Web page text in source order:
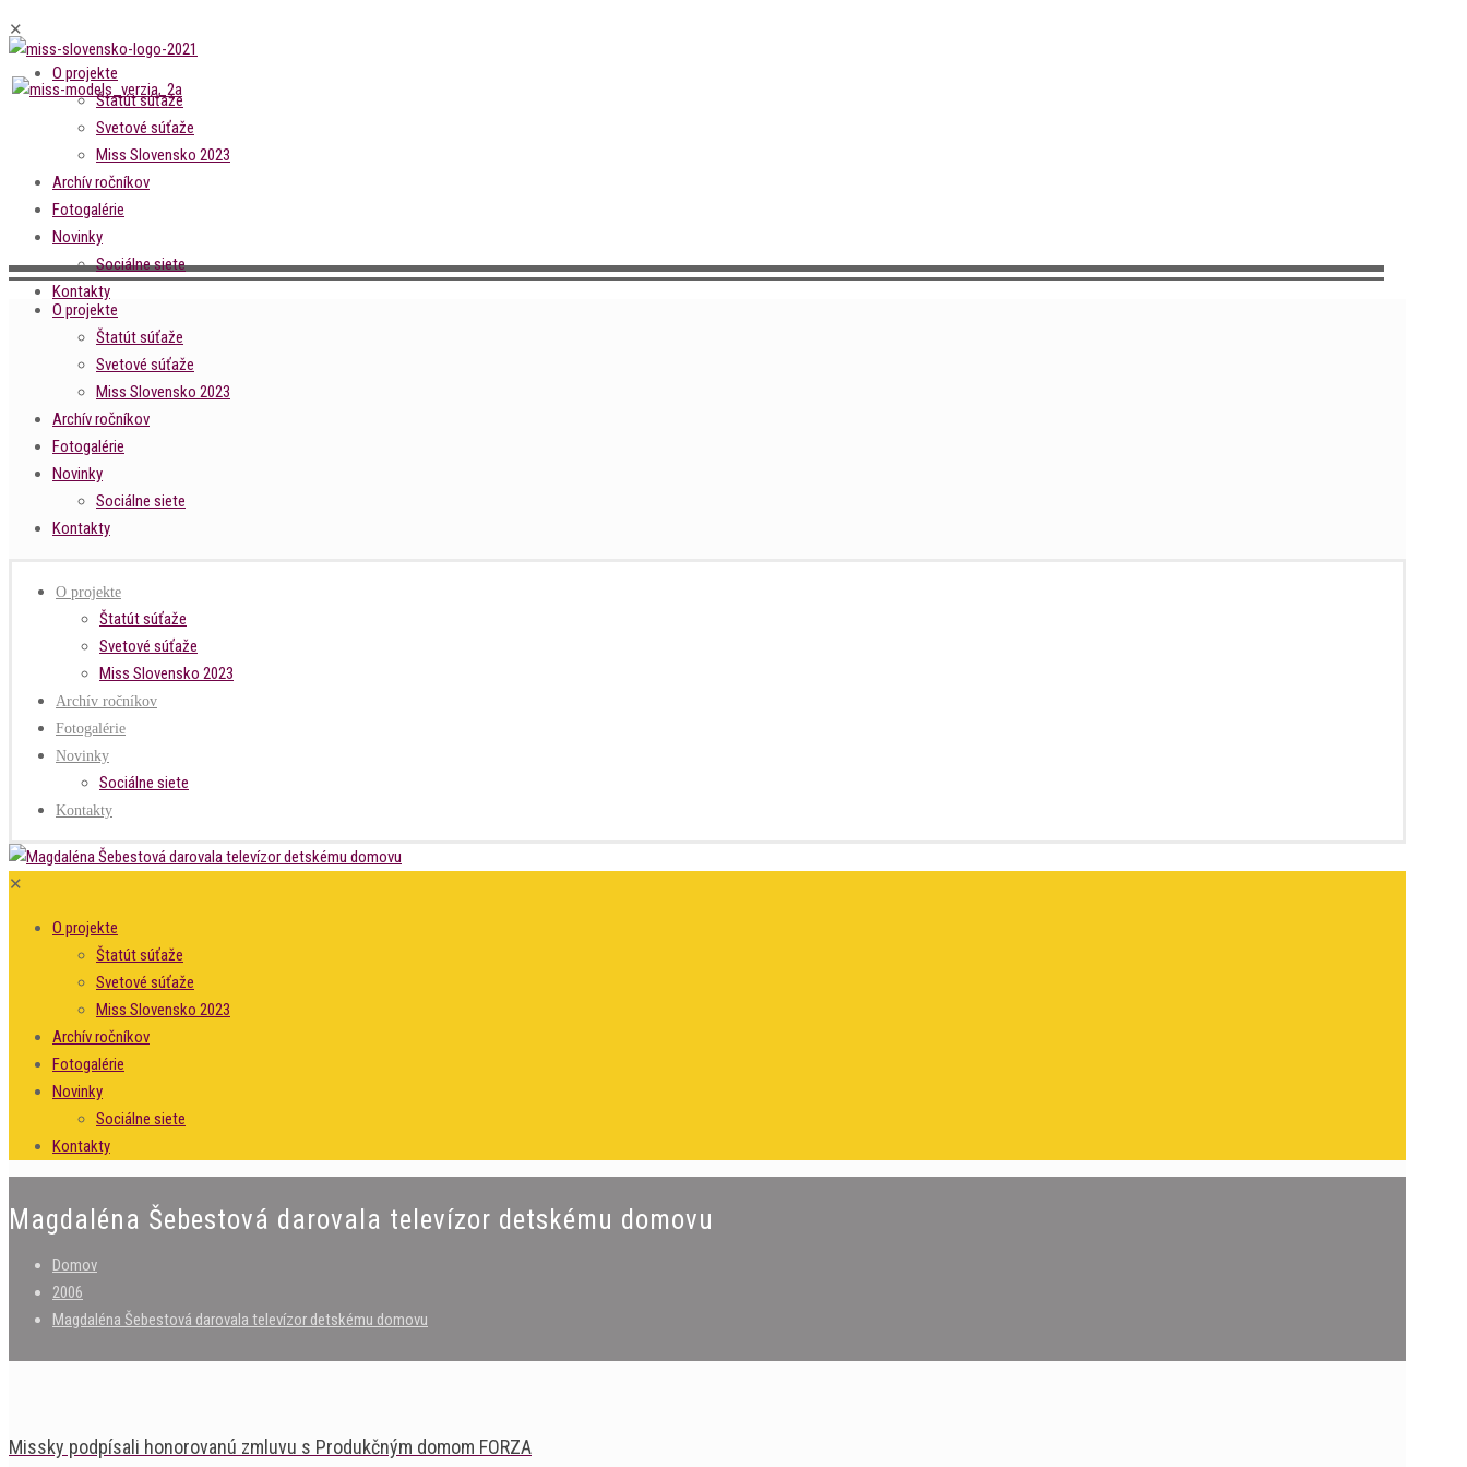
✕
O projekte
Štatút súťaže
Svetové súťaže
Miss Slovensko 2023
Archív ročníkov
Fotogalérie
Novinky
Sociálne siete
Kontakty
O projekte
Štatút súťaže
Svetové súťaže
Miss Slovensko 2023
Archív ročníkov
Fotogalérie
Novinky
Sociálne siete
Kontakty
O projekte
Štatút súťaže
Svetové súťaže
Miss Slovensko 2023
Archív ročníkov
Fotogalérie
Novinky
Sociálne siete
Kontakty
✕
O projekte
Štatút súťaže
Svetové súťaže
Miss Slovensko 2023
Archív ročníkov
Fotogalérie
Novinky
Sociálne siete
Kontakty
Magdaléna Šebestová darovala televízor detskému domovu
Domov
2006
Magdaléna Šebestová darovala televízor detskému domovu
Missky podpísali honorovanú zmluvu s Produkčným domom FORZA